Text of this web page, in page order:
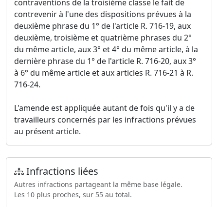
contraventions de la troisième classe le fait de
contrevenir à l'une des dispositions prévues à la
deuxième phrase du 1° de l'article R. 716-19, aux
deuxième, troisième et quatrième phrases du 2°
du même article, aux 3° et 4° du même article, à la
dernière phrase du 1° de l'article R. 716-20, aux 3°
à 6° du même article et aux articles R. 716-21 à R.
716-24.
L'amende est appliquée autant de fois qu'il y a de
travailleurs concernés par les infractions prévues
au présent article.
Infractions liées
Autres infractions partageant la même base légale.
Les 10 plus proches, sur 55 au total.